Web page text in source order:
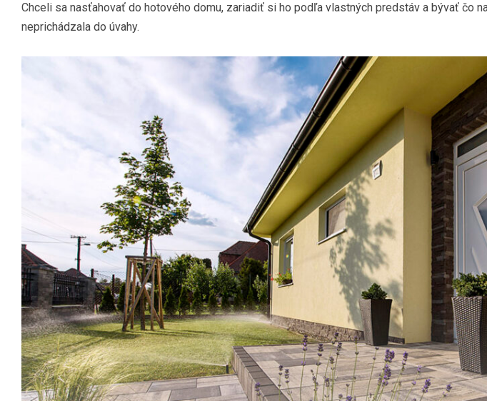
Chceli sa nasťahovať do hotového domu, zariadiť si ho podľa vlastných predstáv a bývať čo
neprichádzala do úvahy.